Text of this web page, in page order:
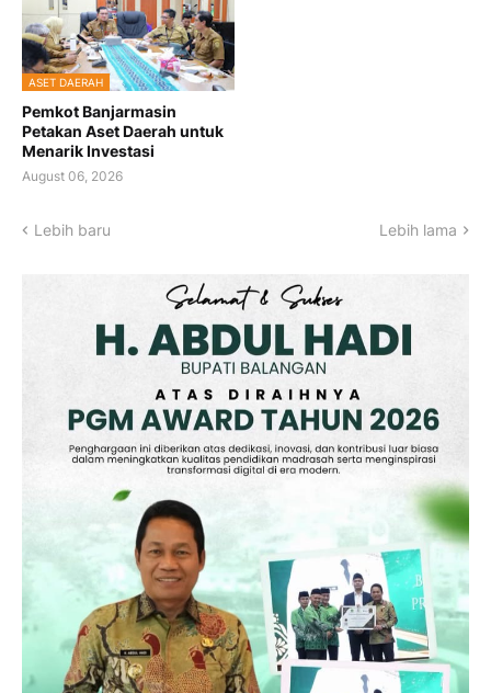
ASET DAERAH
Pemkot Banjarmasin
Petakan Aset Daerah untuk
Menarik Investasi
August 06, 2026
Lebih baru Lebih lama